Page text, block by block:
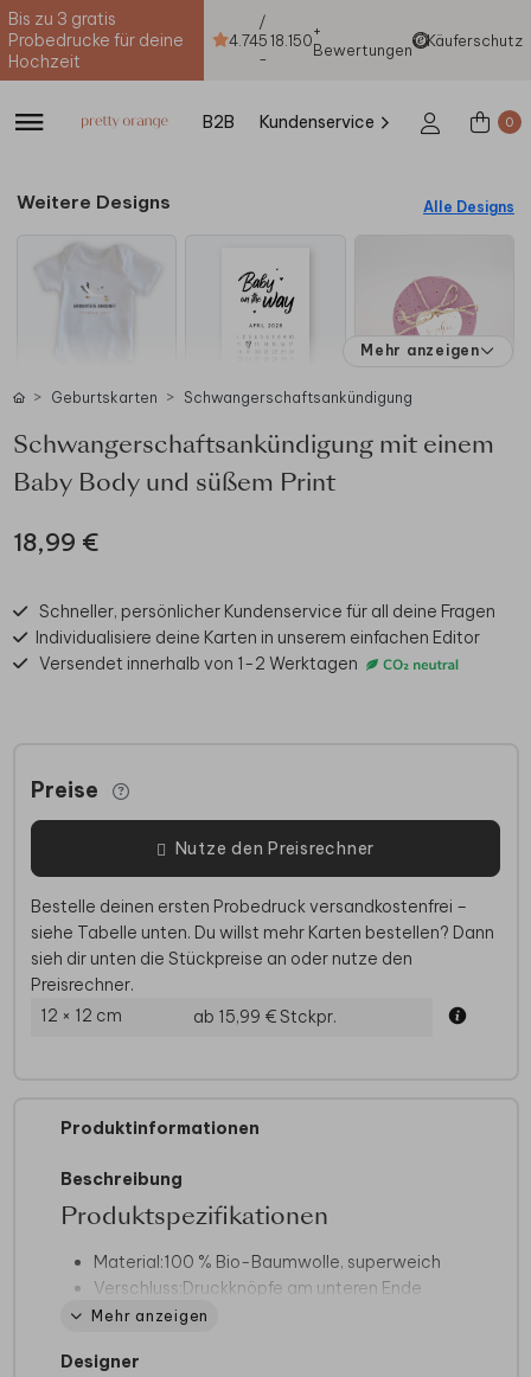
Bis zu 3 gratis
Probedrucke für deine
Hochzeit
4.74
/
5
-
18.150+
Bewertungen
Käuferschutz
B2B Kundenservice 0
Weitere Designs Alle Designs
Mehr anzeigen
Geburtskarten Schwangerschaftsankündigung
Schwangerschaftsankündigung mit einem
Baby Body und süßem Print
18,99 €
Schneller, persönlicher Kundenservice für all deine Fragen
Individualisiere deine Karten in unserem einfachen Editor
Versendet innerhalb von 1-2 Werktagen
Preise
Nutze den Preisrechner
Bestelle deinen ersten Probedruck versandkostenfrei –
siehe Tabelle unten. Du willst mehr Karten bestellen? Dann
sieh dir unten die Stückpreise an oder nutze den
Preisrechner.
12 × 12 cm
ab 15,99 €Stckpr.
Produktinformationen
Beschreibung
Produktspezifikationen
Material:100 % Bio-Baumwolle, superweich
Verschluss:Druckknöpfe am unteren Ende
und praktische Umschlaghalsausschnitt
Größen
Mehr anzeigen
Designer